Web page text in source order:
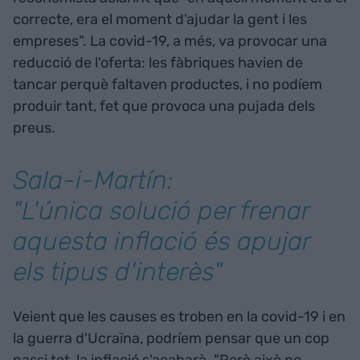
correcte, era el moment d'ajudar la gent i les
empreses". La covid-19, a més, va provocar una
reducció de l'oferta: les fàbriques havien de
tancar perquè faltaven productes, i no podíem
produir tant, fet que provoca una pujada dels
preus.
Sala-i-Martín:
"L'única solució per frenar
aquesta inflació és apujar
els tipus d'interès"
Veient que les causes es troben en la covid-19 i en
la guerra d'Ucraïna, podríem pensar que un cop